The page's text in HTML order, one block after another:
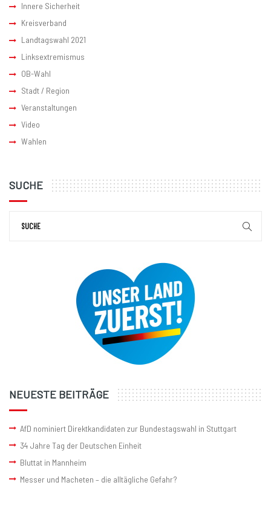
Innere Sicherheit
Kreisverband
Landtagswahl 2021
Linksextremismus
OB-Wahl
Stadt / Region
Veranstaltungen
Video
Wahlen
SUCHE
NEUESTE BEITRÄGE
AfD nominiert Direktkandidaten zur Bundestagswahl in Stuttgart
34 Jahre Tag der Deutschen Einheit
Bluttat in Mannheim
Messer und Macheten – die alltägliche Gefahr?